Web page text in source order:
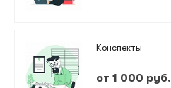
Конспекты
от 1 000 руб.